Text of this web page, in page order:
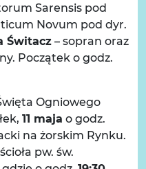
Sarensis pod
Novum pod dyr.
Świtacz– sopran oraz
Początek o godz.
Ogniowego
11 maja o godz.
na żorskim Rynku.
pw. św.